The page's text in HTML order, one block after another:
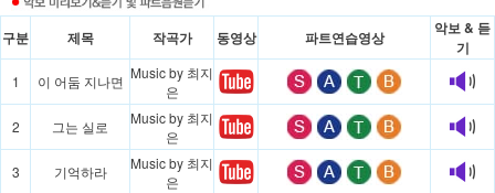
구분 제목 작곡가 동영상 파트연습영상
악보 & 듣
기
1 이 어둠 지나면 Music by 최지
은
2
그는 실로
Music by 최지
은
3
기억하라
Music by 최지
은